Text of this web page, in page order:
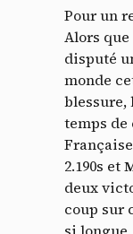
Pour un
Alors que
disputé
monde
temps de
2.190s et
deux
coup sur